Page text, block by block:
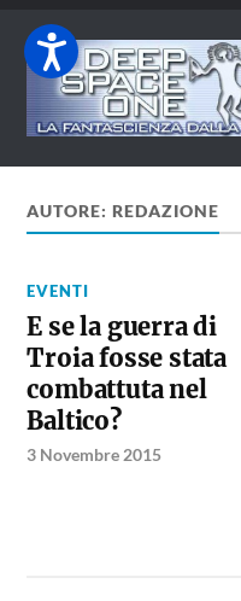
AUTORE:REDAZIONE
EVENTI
E se la guerra di
Troia fosse stata
combattuta nel
Baltico?
3 Novembre 2015